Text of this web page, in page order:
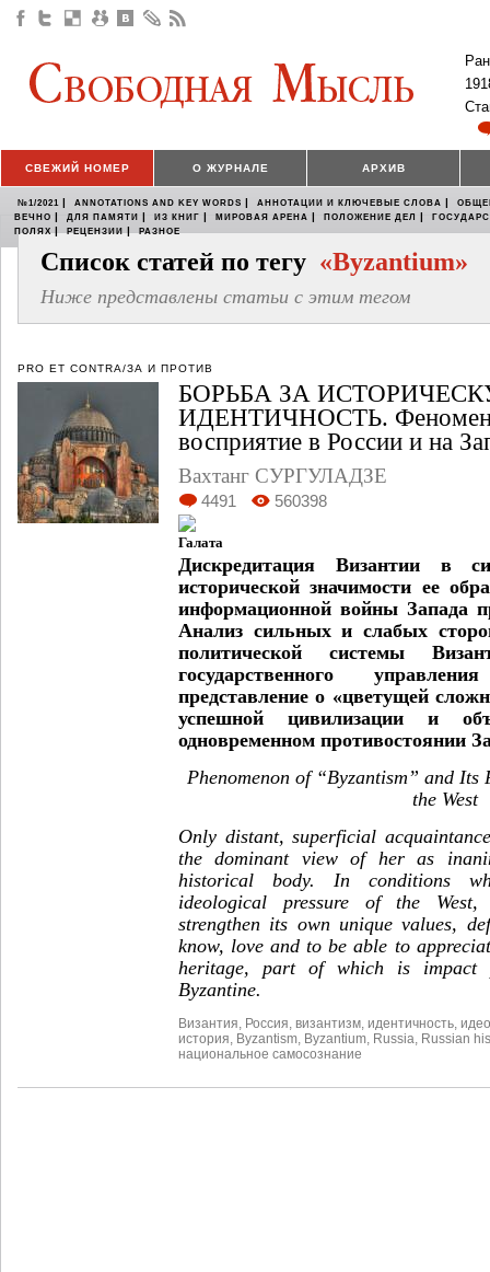
СВЕЖИЙ НОМЕР О ЖУРНАЛЕ АРХИВ
№1/2021 | ANNOTATIONS AND KEY WORDS | АННОТАЦИИ И КЛЮЧЕВЫЕ СЛОВА |
ВЕЧНО | ДЛЯ ПАМЯТИ | ИЗ КНИГ | МИРОВАЯ АРЕНА | ПОЛОЖЕНИЕ ДЕЛ |
ПОЛЯХ | РЕЦЕНЗИИ | РАЗНОЕ
Список статей по тегу «Byzantium»
Ниже представлены статьи с этим тегом
PRO ET CONTRA/ЗА И ПРОТИВ
БОРЬБА ЗА
ИДЕНТИЧНОСТЬ. Феномен
восприятие в России и на
Вахтанг СУРГУЛАДЗЕ
4491 560398
Дискредитация Византии в
исторической значимости ее
информационной войны Запада
Анализ сильных и слабых
политической системы
государственного
представление о «цветущей
успешной цивилизации и
одновременном противостоянии
Phenomenon of “Byzantism” and Its
the West
Only distant, superficial
the dominant view of her as
historical body. In conditions
ideological pressure of the
strengthen its own unique values,
know, love and to be able to
heritage, part of which is impact
Byzantine.
Византия Россия византизм идентичность
история Byzantism Byzantium Russia Russian
национальное самосознание